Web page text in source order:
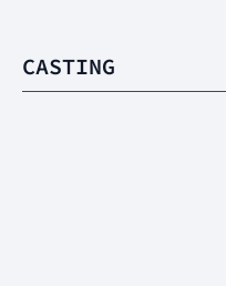
CASTING